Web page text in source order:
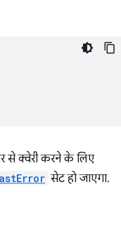
से क्वेरी करने के लिए
सेट हो जाएगा.